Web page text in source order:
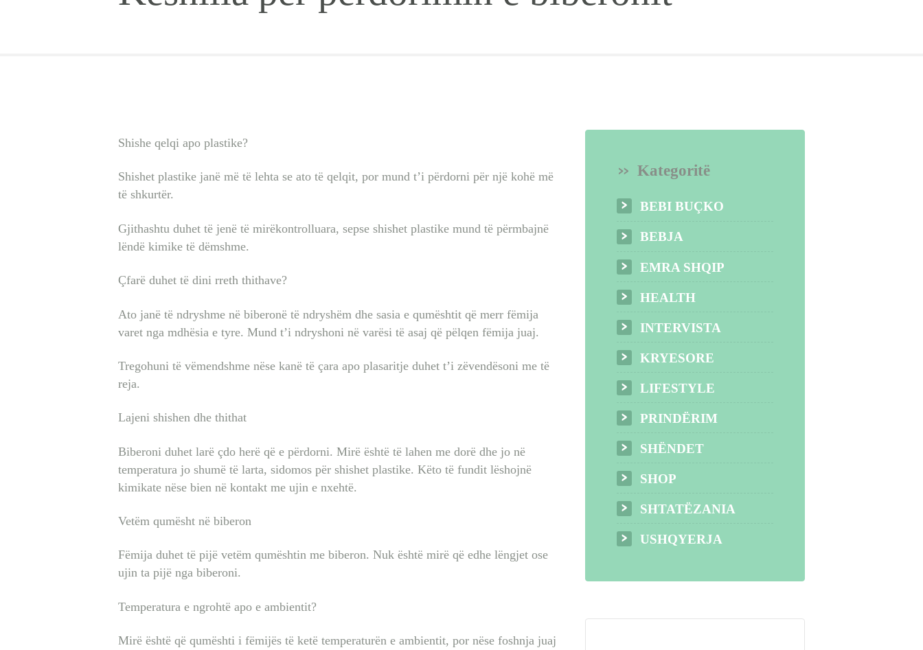
EMRA SHQIP
SISTER
LIFESTYLE
Shishe qelqi apo plastike?
Shishet plastike janë më të lehta se ato të qelqit, por mund t’i përdorni për një kohë më
të shkurtër.
Gjithashtu duhet të jenë të mirëkontrolluara, sepse shishet plastike mund të përmbajnë
lëndë kimike të dëmshme.
Çfarë duhet të dini rreth thithave?
Ato janë të ndryshme në biberonë të ndryshëm dhe sasia e qumështit që merr fëmija
varet nga mdhësia e tyre. Mund t’i ndryshoni në varësi të asaj që pëlqen fëmija juaj.
Tregohuni të vëmendshme nëse kanë të çara apo plasaritje duhet t’i zëvendësoni me të
reja.
Lajeni shishen dhe thithat
Biberoni duhet larë çdo herë që e përdorni. Mirë është të lahen me dorë dhe jo në
temperatura jo shumë të larta, sidomos për shishet plastike. Këto të fundit lëshojnë
kimikate nëse bien në kontakt me ujin e nxehtë.
Vetëm qumësht në biberon
Fëmija duhet të pijë vetëm qumështin me biberon. Nuk është mirë që edhe lëngjet ose
ujin ta pijë nga biberoni.
Temperatura e ngrohtë apo e ambientit?
Mirë është që qumështi i fëmijës të ketë temperaturën e ambientit, por nëse foshnja juaj
Kategoritë
BEBI BUÇKO
BEBJA
EMRA SHQIP
HEALTH
INTERVISTA
KRYESORE
LIFESTYLE
PRINDËRIM
SHËNDET
SHOP
SHTATËZANIA
USHQYERJA